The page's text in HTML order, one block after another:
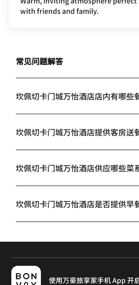
with friends and family.
常见问题解答
坎佩切卡门城万怡酒店店内有哪些
坎佩切卡门城万怡酒店提供客房送
坎佩切卡门城万怡酒店供应哪些菜
坎佩切卡门城万怡酒店是否提供早
使用万豪旅享家手机 App 开